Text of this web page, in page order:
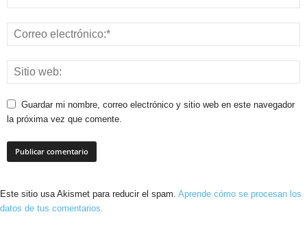
Guardar mi nombre, correo electrónico y sitio web en este navegador
la próxima vez que comente.
Este sitio usa Akismet para reducir el spam. Aprende cómo se procesan los
datos de tus comentarios.